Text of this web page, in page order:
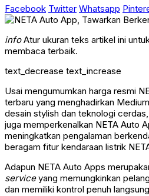
Facebook Twitter Whatsapp
infoAtur ukuran teks artikel ini
membaca terbaik.
text_decrease text_increase
Usai mengumumkan harga resmi
terbaru yang menghadirkan
desain stylish dan teknologi
juga memperkenalkan NETA Auto
meningkatkan pengalaman
beragam fitur kendaraan listrik
Adapun NETA Auto Apps
serviceyang memungkinkan
dan memiliki kontrol penuh